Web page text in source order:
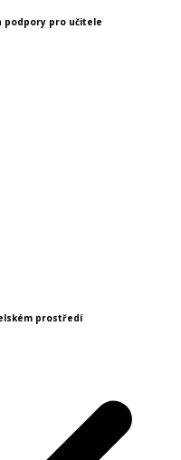
podpory pro učitele
prostředí